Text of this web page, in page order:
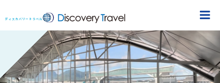
ディスカバリートラベルDiscoveryTravel